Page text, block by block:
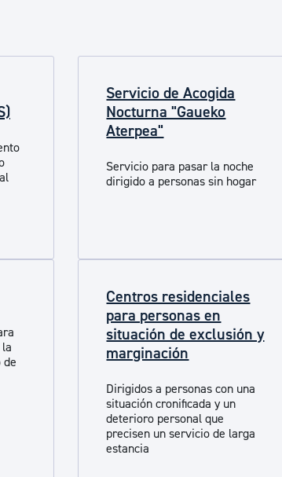
y asociacionismo
Noticias
Avisos
Servicio de Acogida
Nocturna "Gaueko
Aterpea"
Servicio para pasar la noche
dirigido a personas sin hogar
de
Centros residenciales
para personas en
situación de exclusión y
marginación
Dirigidos a personas con una
situación cronificada y un
deterioro personal que
precisen un servicio de larga
estancia